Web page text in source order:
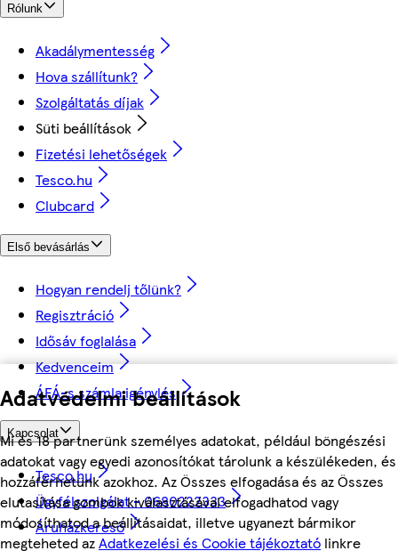
Adatvédelmi beállítások
Mi és 18 partnerünk személyes adatokat, például böngészési
adatokat vagy egyedi azonosítókat tárolunk a készülékeden, és
hozzáférhetünk azokhoz. Az Összes elfogadása és az Összes
elutasítása gombok kiválasztásával elfogadhatod vagy
módosíthatod a beállításaidat, illetve ugyanezt bármikor
megteheted azAdatkezelési és Cookie tájékoztató linkre
Rólunk
Akadálymentesség
Hova szállítunk?
Szolgáltatás díjak
Süti beállítások
Fizetési lehetőségek
Tesco.hu
Clubcard
Első bevásárlás
Hogyan rendelj tőlünk?
Regisztráció
Idősáv foglalása
Kedvenceim
ÁFÁ-s számla igénylés
Kapcsolat
Tesco.hu
Ügyfélszolgálat - 0680222333
Áruházkereső